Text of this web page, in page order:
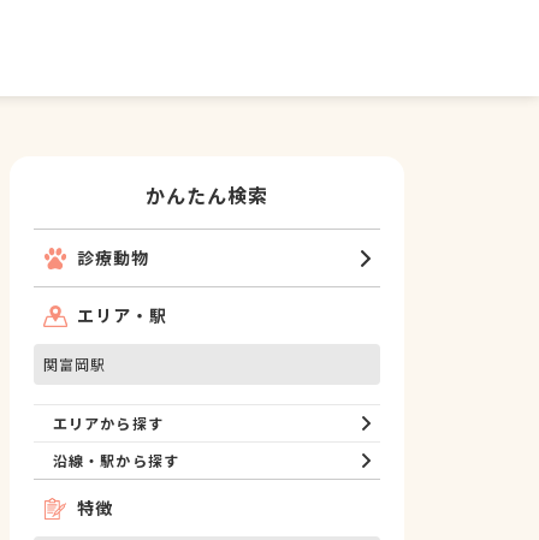
かんたん検索
診療動物
エリア・駅
関富岡駅
エリアから探す
沿線・駅から探す
特徴